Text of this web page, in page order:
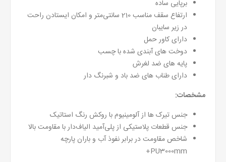
برپایی ساده
ارتفاع سقف مناسب 210 سانتی‌متر و امکان ایستادن راحت
در زیر سایبان
دارای کاور حمل
دوخت های آبندی شده با چسب
پایه های ضد لغرش
دارای طناب های ضد باد و شبرنگ دار
مشخصات:
جنس تیرک‌ ها از آلومینیوم با روکش رنگ استاتیک
جنس قطعات پلاستیکی از پلی‌آمید الیاف‌دار با مقاومت بالا
شاخص مقاومت در برابر نفوذ آب و باران پارچه
PU3000mm+